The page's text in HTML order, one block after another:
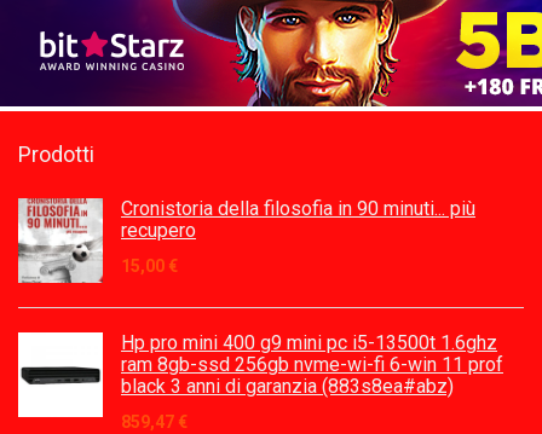
Prodotti
Cronistoria della filosofia in 90 minuti... più
recupero
15,00 €
Hp pro mini 400 g9 mini pc i5-13500t 1.6ghz
ram 8gb-ssd 256gb nvme-wi-fi 6-win 11 prof
black 3 anni di garanzia (883s8ea#abz)
859,47 €